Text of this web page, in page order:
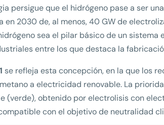
persigue que el hidrógeno pase a ser
en 2030 de, al menos, 40 GW de
sea el pilar básico de un
entre los que destaca la
se refleja esta concepción, en la que los
a electricidad renovable. La
(verde), obtenido por electrolisis con
con el objetivo de neutralidad